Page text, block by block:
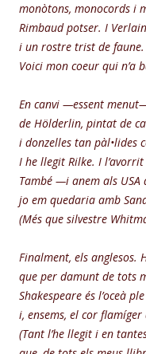
monòtons, monocords i
Rimbaud potser. I
i un rostre trist de faune.
Voici mon coeur qui n’a
En canvi —essent
de Hölderlin, pintat de
i donzelles tan pàl•lides
I he llegit Rilke. I l’avorrit
També —i anem als USA
jo em quedaria amb
(Més que silvestre
Finalment, els anglesos.
que per damunt de tots
Shakespeare és l’oceà
i, ensems, el cor
(Tant l’he llegit i en